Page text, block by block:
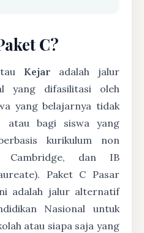
C?
Kejar adalah jalur
yang difasilitasi oleh
yang belajarnya tidak
atau bagi siswa yang
kurikulum non
Cambridge, dan IB
Paket C Pasar
adalah jalur alternatif
Nasional untuk
atau siapa saja yang